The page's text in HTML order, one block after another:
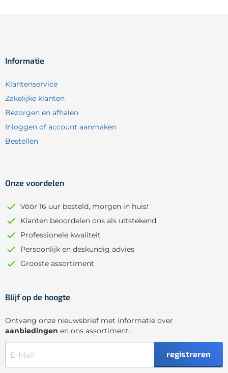
Informatie
Klantenservice
Zakelijke klanten
Bezorgen en afhalen
Inloggen of account aanmaken
Bestellen
Onze voordelen
Vóór 16 uur besteld, morgen in huis!
Klanten beoordelen ons als uitstekend
Professionele kwaliteit
Persoonlijk en deskundig advies
Grooste assortiment
Blijf op de hoogte
Ontvang onze nieuwsbrief met informatie over
aanbiedingen en ons assortiment.
registreren